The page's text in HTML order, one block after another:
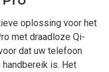
oplossing voor het
met draadloze Qi-
dat uw telefoon
is. Het